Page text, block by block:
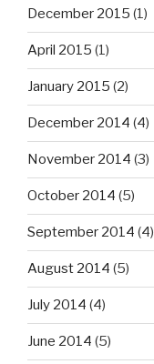
December 2015 (1)
April 2015 (1)
January 2015 (2)
December 2014 (4)
November 2014 (3)
October 2014 (5)
September 2014 (4)
August 2014 (5)
July 2014 (4)
June 2014 (5)